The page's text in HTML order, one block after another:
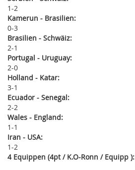
1 2
Kamerun - Brasilien:
0 3
Brasilien - Schwäiz:
2 1
Portugal - Uruguay:
2 0
Holland - Katar:
3 1
Ecuador - Senegal:
2 2
Wales - England:
1 1
Iran - USA:
1 2
4 Equippen (4pt / K.O-Ronn / Equipp ):